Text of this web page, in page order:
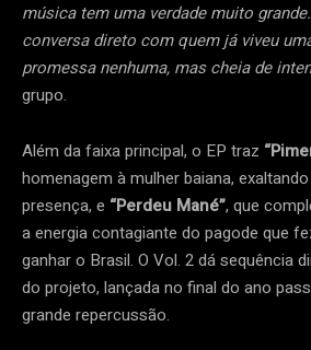
música tem uma verdade muito
conversa direto com quem já viveu
promessa nenhuma, mas cheia de
grupo.
Além da faixa principal, o EP traz
homenagem à mulher baiana,
presença, e “Perdeu Mané”, que
a energia contagiante do pagode que
ganhar o Brasil. O Vol. 2 dá sequência
do projeto, lançada no final do ano
grande repercussão.